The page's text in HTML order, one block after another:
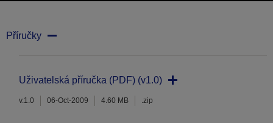
Příručky
Uživatelská příručka (PDF) (v1.0)
v.1.0 06-Oct-2009 4.60 MB .zip